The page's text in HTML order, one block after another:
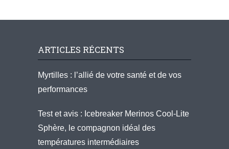
ARTICLES RÉCENTS
Myrtilles : l’allié de votre santé et de vos
performances
Test et avis : Icebreaker Merinos Cool-Lite
Sphère, le compagnon idéal des
températures intermédiaires